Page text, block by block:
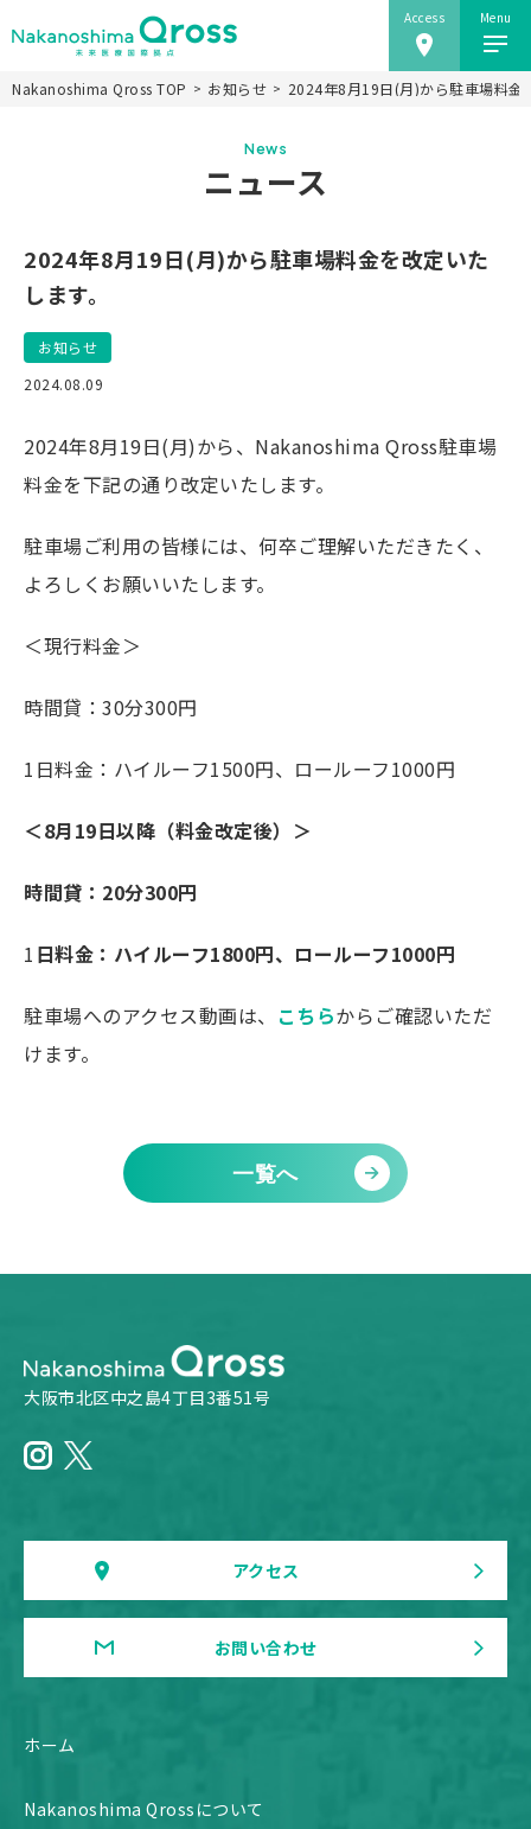
Access Menu
Nakanoshima Qrossについて
未来医療推進機構
事業紹介
ニュース
施設情報
研究会
当ウェブサイトのご利用にあたり
Nakanoshima Qross TOP お知らせ 2024年8月19日(月)から駐車場料金
News
ニュース
2024年8月19日(月)から駐車場料金を改定いた
します。
お知らせ
2024.08.09
2024年8月19日(月)から、Nakanoshima Qross駐車場
料金を下記の通り改定いたします。
駐車場ご利用の皆様には、何卒ご理解いただきたく、
よろしくお願いいたします。
＜現行料金＞
時間貸：30分300円
1日料金：ハイルーフ1500円、ロールーフ1000円
＜8月19日以降（料金改定後）＞
時間貸：20分300円
1 日料金：ハイルーフ1800円、ロールーフ1000円
駐車場へのアクセス動画は、 こちらからご確認いただ
けます。
一覧へ
大阪市北区中之島4丁目3番51号
アクセス
お問い合わせ
ホーム
Nakanoshima Qrossについて